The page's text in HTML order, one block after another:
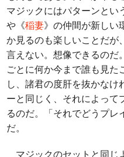
マジックにはパターンとい
や《稲妻》の仲間が新しい
か見るのも楽しいことだが
言えない。想像できるのだ
ごとに何か今まで誰も見
し、諸君の度肝を抜かなけ
ーと同じく、それによって
るのだ。「それでどうプレ
だ。
マジックのセットと同じ